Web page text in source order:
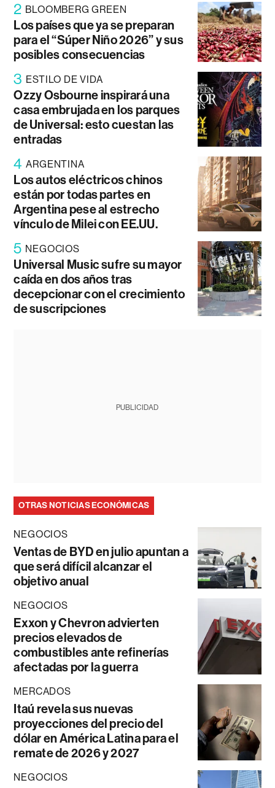
2 BLOOMBERG GREEN
Los países que ya se preparan
para el “Súper Niño 2026” y sus
posibles consecuencias
3 ESTILO DE VIDA
Ozzy Osbourne inspirará una
casa embrujada en los parques
de Universal: esto cuestan las
entradas
4 ARGENTINA
Los autos eléctricos chinos
están por todas partes en
Argentina pese al estrecho
vínculo de Milei con EE.UU.
5 NEGOCIOS
Universal Music sufre su mayor
caída en dos años tras
decepcionar con el crecimiento
de suscripciones
PUBLICIDAD
OTRAS NOTICIAS ECONÓMICAS
NEGOCIOS
Ventas de BYD en julio apuntan a
que será difícil alcanzar el
objetivo anual
NEGOCIOS
Exxon y Chevron advierten
precios elevados de
combustibles ante refinerías
afectadas por la guerra
MERCADOS
Itaú revela sus nuevas
proyecciones del precio del
dólar en América Latina para el
remate de 2026 y 2027
NEGOCIOS